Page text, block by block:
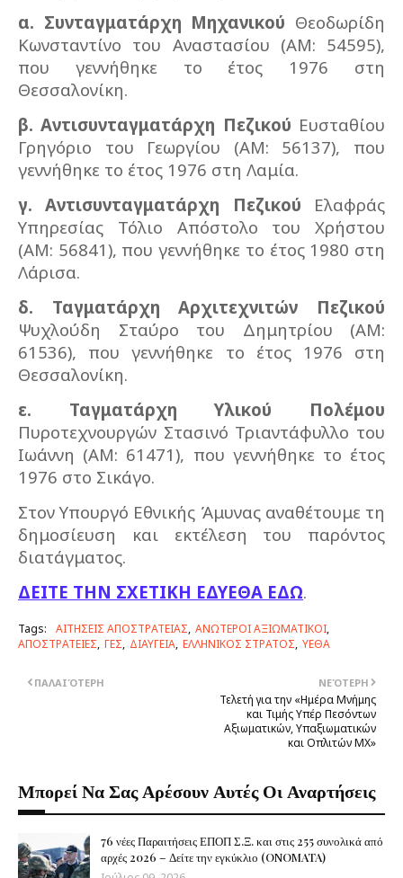
α. Συνταγματάρχη Μηχανικού Θεοδωρίδη
Κωνσταντίνο του Αναστασίου (ΑΜ: 54595),
που γεννήθηκε το έτος 1976 στη
Θεσσαλονίκη.
β. Αντισυνταγματάρχη Πεζικού Ευσταθίου
Γρηγόριο του Γεωργίου (ΑΜ: 56137), που
γεννήθηκε το έτος 1976 στη Λαμία.
γ.
Αντισυνταγματάρχη Πεζικού Ελαφράς
Υπηρεσίας Τόλιο Απόστολο του Χρήστου
(ΑΜ: 56841), που γεννήθηκε το έτος 1980 στη
Λάρισα.
δ.
Ταγματάρχη Αρχιτεχνιτών Πεζικού
Ψυχλούδη Σταύρο του Δημητρίου (ΑΜ:
61536), που γεννήθηκε το έτος 1976 στη
Θεσσαλονίκη.
ε.
Ταγματάρχη Υλικού Πολέμου
Πυροτεχνουργών Στασινό Τριαντάφυλλο του
Ιωάννη (ΑΜ: 61471), που γεννήθηκε το έτος
1976 στο Σικάγο.
Στον Υπουργό Εθνικής Άμυνας αναθέτουμε τη
δημοσίευση και εκτέλεση του παρόντος
διατάγματος.
ΔΕΙΤΕ ΤΗΝ ΣΧΕΤΙΚΗ ΕΔΥΕΘΑ ΕΔΩ.
Tags: ΑΙΤΗΣΕΙΣ ΑΠΟΣΤΡΑΤΕΙΑΣ ΑΝΩΤΕΡΟΙ ΑΞΙΩΜΑΤΙΚΟΙ
ΑΠΟΣΤΡΑΤΕΙΕΣ ΓΕΣ ΔΙΑΥΓΕΙΑ ΕΛΛΗΝΙΚΟΣ ΣΤΡΑΤΟΣ ΥΕΘΑ
ΝΕΌΤΕΡΗ
Τελετή για την «Ημέρα Μνήμης
και Τιμής Υπέρ Πεσόντων
Αξιωματικών, Υπαξιωματικών
και Οπλιτών ΜΧ»
ΠΑΛΑΙΌΤΕΡΗ
Μπορεί Να Σας Αρέσουν Αυτές Οι Αναρτήσεις
76 νέες Παραιτήσεις ΕΠΟΠ Σ.Ξ. και στις 255 συνολικά από
αρχές 2026 – Δείτε την εγκύκλιο (ONOMATA)